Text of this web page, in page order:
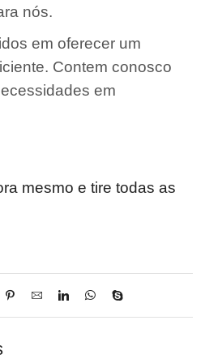
nós.
em oferecer um
Contem conosco
em
mesmo e tire todas as